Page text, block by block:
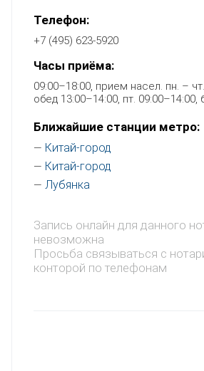
Телефон:
+7 (495) 623-5920
Часы приёма:
09:00–18:00, прием насел. пн. –
обед 13:00–14:00, пт. 09:00–14:00,
Ближайшие станции метро:
— Китай-город
— Китай-город
— Лубянка
Запись онлайн для данного
невозможна
Просьба связываться с
конторой по телефонам